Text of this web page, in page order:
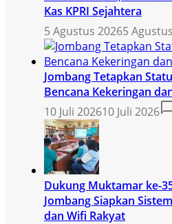
Kas KPRI Sejahtera
5 Agustus 20265
Jombang Tetapkan
Bencana Kekeringan
10 Juli 202610 Juli 2026
Dukung Muktamar ke-
Jombang Siapkan
dan Wifi Rakyat